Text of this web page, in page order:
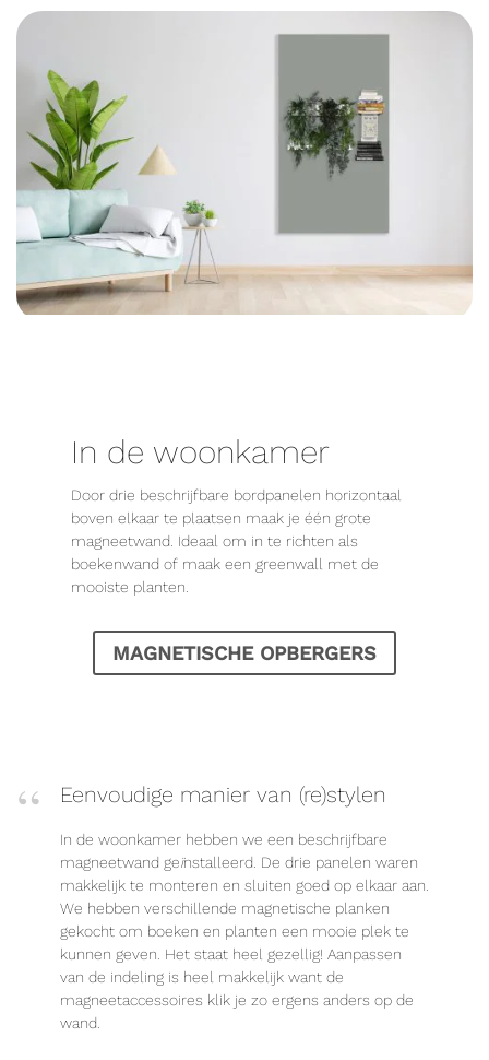
In de woonkamer
Door drie beschrijfbare bordpanelen horizontaal
boven elkaar te plaatsen maak je één grote
magneetwand. Ideaal om in te richten als
boekenwand of maak een greenwall met de
mooiste planten.
MAGNETISCHE OPBERGERS
Eenvoudige manier van (re)stylen
In de woonkamer hebben we een beschrijfbare
magneetwand geïnstalleerd. De drie panelen waren
makkelijk te monteren en sluiten goed op elkaar aan.
We hebben verschillende magnetische planken
gekocht om boeken en planten een mooie plek te
kunnen geven. Het staat heel gezellig! Aanpassen
van de indeling is heel makkelijk want de
magneetaccessoires klik je zo ergens anders op de
wand.